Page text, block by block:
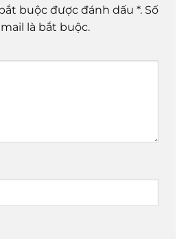
buộc được đánh dấu *. Số
là bắt buộc.